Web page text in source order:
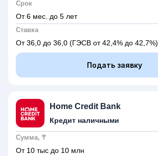
Срок
От 6 мес. до 5 лет
Ставка
От 36,0 до 36,0 (ГЭСВ от 42,4% до 42,7%)
Подать заявку
Home Credit Bank
Кредит наличными
Сумма, ₸
От 10 тыс до 10 млн